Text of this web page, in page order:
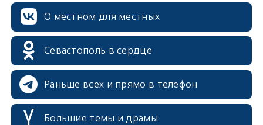
О местном для местных
Севастополь в сердце
Раньше всех и прямо в телефон
Большие темы и драмы